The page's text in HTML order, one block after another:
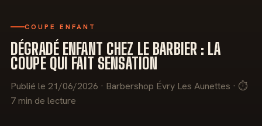
COUPE ENFANT
DÉGRADÉ ENFANT CHEZ LE BARBIER : LA
COUPE QUI FAIT SENSATION
Publié le 21/06/2026 · Barbershop Évry Les Aunettes · ⏱
7 min de lecture